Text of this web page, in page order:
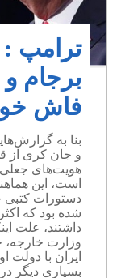
ترامپ :
برجام و
فاش
و جان کری از
هویت‌های جعلی
است، این
دستورات کتبی
شده بود که
داشتند، علت
وزارت
ایران با دولت
بسیاری دیگر